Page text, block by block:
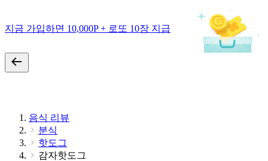
지금 가입하면 10,000P + 로또 10장 지급
음식 리뷰
분식
핫도그
감자핫도그